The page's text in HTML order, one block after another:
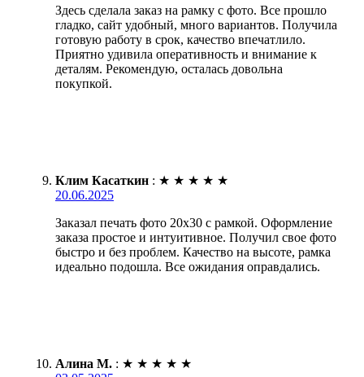
Здесь сделала заказ на рамку с фото. Все прошло
гладко, сайт удобный, много вариантов. Получила
готовую работу в срок, качество впечатлило.
Приятно удивила оперативность и внимание к
деталям. Рекомендую, осталась довольна
покупкой.
Клим Касаткин : ★ ★ ★ ★ ★
20.06.2025
Заказал печать фото 20х30 с рамкой. Оформление
заказа простое и интуитивное. Получил свое фото
быстро и без проблем. Качество на высоте, рамка
идеально подошла. Все ожидания оправдались.
Алина М. : ★ ★ ★ ★ ★